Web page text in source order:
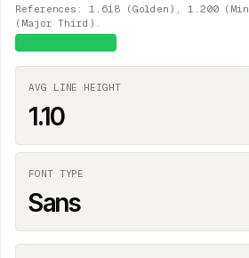
References: 1.618 (Golden), 1.200
(Major Third).
AVG LINE HEIGHT
1.10
FONT TYPE
Sans